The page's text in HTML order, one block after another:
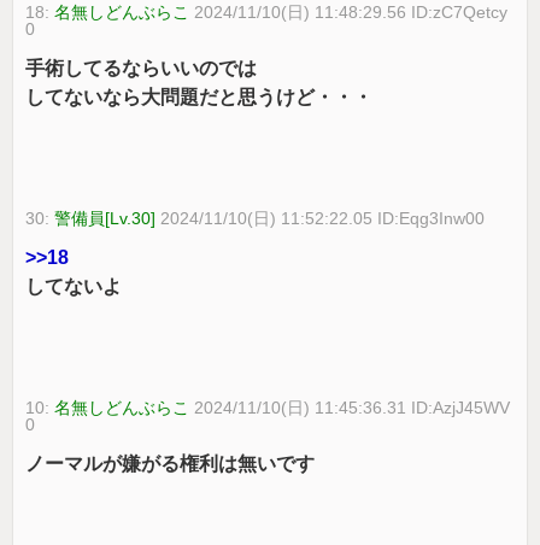
18:名無しどんぶらこ 2024/11/10(日) 11:48:29.56 ID:zC7Qetcy
0
手術してるならいいのでは
してないなら大問題だと思うけど・・・
30:警備員[Lv.30] 2024/11/10(日) 11:52:22.05 ID:Eqg3Inw00
>>18
してないよ
10:名無しどんぶらこ 2024/11/10(日) 11:45:36.31 ID:AzjJ45WV
0
ノーマルが嫌がる権利は無いです